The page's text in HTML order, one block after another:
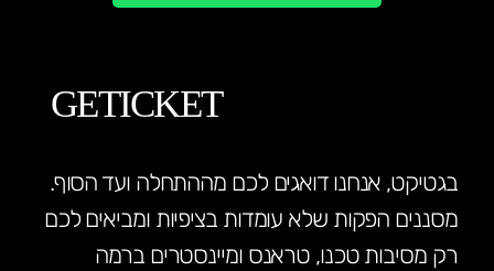
GETICKET
בגטיקט, אנחנו דואגים לכם מההתחלה ועד הסוף.
מסננים הפקות שלא עומדות בציפיות ומביאים לכם
רק מסיבות טכנו, טראנס ומיינסטרים ברמה